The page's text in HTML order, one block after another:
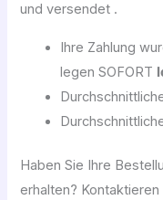
und versendet .
Ihre Zahlung
legen SOFORT
Haben Sie Ihre
erhalten?